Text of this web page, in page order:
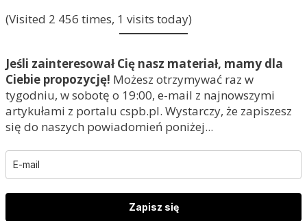
(Visited 2 456 times, 1 visits today)
Jeśli zainteresował Cię nasz materiał, mamy dla
Ciebie propozycję! Możesz otrzymywać raz w
tygodniu, w sobotę o 19:00, e-mail z najnowszymi
artykułami z portalu cspb.pl. Wystarczy, że zapiszesz
się do naszych powiadomień poniżej...
Zapisz się